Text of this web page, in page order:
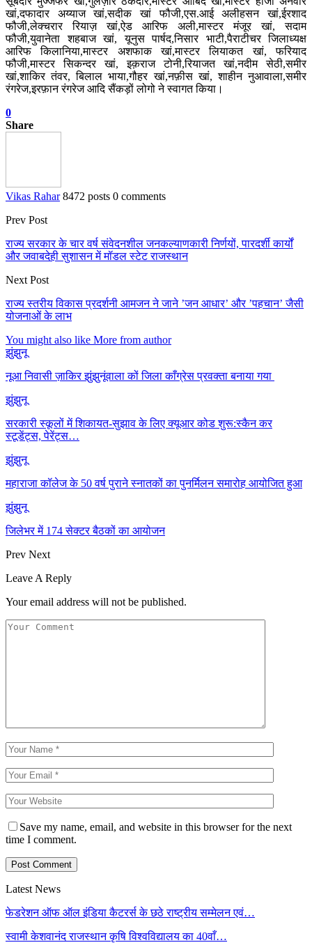
खां,दफादार अय्याज खां,सदीक खां फौजी,एस.आई अलीहसन खां,ईरशाद
फौजी,लेक्चरार रियाज़ खां,ऐड आरिफ अली,मास्टर मंजूर खां, सदाम
फौजी,युवानेता शहबाज खां, यूनुस पार्षद,निसार भाटी,पैराटीचर जिलाध्यक्ष
आरिफ किलानिया,मास्टर अशफाक खां,मास्टर लियाकत खां, फरियाद
फौजी,मास्टर सिकन्दर खां, इक़राज टोनी,रियाजत खां,नदीम सेठी,समीर
खां,शाकिर तंवर, बिलाल भाया,गौहर खां,नफ़ीस खां, शाहीन नुआवाला,समीर
रंगरेज,इरफ़ान रंगरेज आदि सैंकड़ों लोगो ने स्वागत किया।
0
Share
Vikas Rahar 8472 posts 0 comments
Prev Post
राज्य सरकार के चार वर्ष संवेदनशील जनकल्याणकारी निर्णयों, पारदर्शी कार्यों
और जवाबदेही सुशासन में मॉडल स्टेट राजस्थान
Next Post
राज्य स्तरीय विकास प्रदर्शनी आमजन ने जाने ’जन आधार’ और ’पहचान’ जैसी
योजनाओं के लाभ
You might also like More from author
झुंझुनू
नूआ निवासी ज़ाकिर झुंझुनूंवाला कों जिला काँग्रेस प्रवक्ता बनाया गया
झुंझुनू
सरकारी स्कूलों में शिकायत-सुझाव के लिए क्यूआर कोड शुरू:स्कैन कर
स्टूडेंट्स, पेरेंट्स…
झुंझुनू
महाराजा कॉलेज के 50 वर्ष पुराने स्नातकों का पुनर्मिलन समारोह आयोजित हुआ
झुंझुनू
जिलेभर में 174 सेक्टर बैठकों का आयोजन
Prev Next
Leave A Reply
Your email address will not be published.
Save my name, email, and website in this browser for the next
time I comment.
Latest News
फेडरेशन ऑफ ऑल इंडिया कैटरर्स के छठे राष्ट्रीय सम्मेलन एवं…
स्वामी केशवानंद राजस्थान कृषि विश्वविद्यालय का 40वाँ…